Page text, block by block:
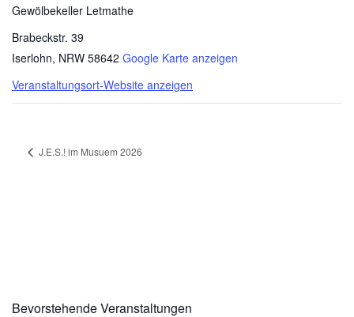
Gewölbekeller Letmathe
Brabeckstr. 39
Iserlohn, NRW 58642 Google Karte anzeigen
Veranstaltungsort-Website anzeigen
J.E.S.! im Musuem 2026
Bevorstehende Veranstaltungen